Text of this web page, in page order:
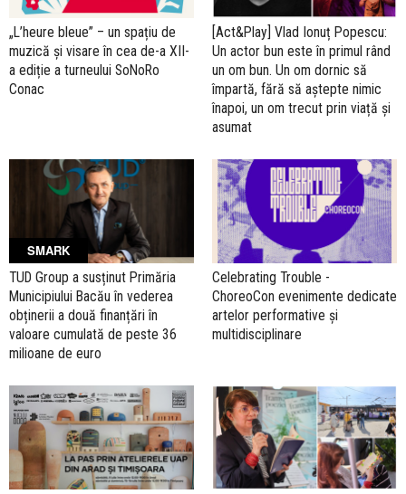
„L’heure bleue” – un spațiu de
muzică și visare în cea de-a XII-
a ediție a turneului SoNoRo
Conac
[Act&Play] Vlad Ionuț Popescu:
Un actor bun este în primul rând
un om bun. Un om dornic să
împartă, fără să aștepte nimic
înapoi, un om trecut prin viață și
asumat
SMARK
TUD Group a susținut Primăria
Municipiului Bacău în vederea
obținerii a două finanțări în
valoare cumulată de peste 36
milioane de euro
Celebrating Trouble -
ChoreoCon evenimente dedicate
artelor performative și
multidisciplinare